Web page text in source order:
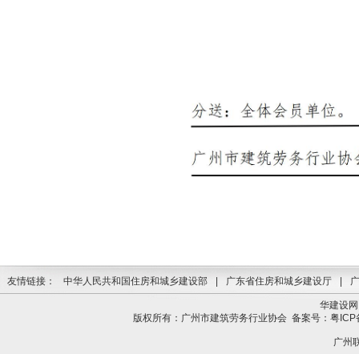
友情链接： 中华人民共和国住房和城乡建设部 | 广东省住房和城乡建设厅 |
华建设网
版权所有：广州市建筑劳务行业协会备案号：粤
广州